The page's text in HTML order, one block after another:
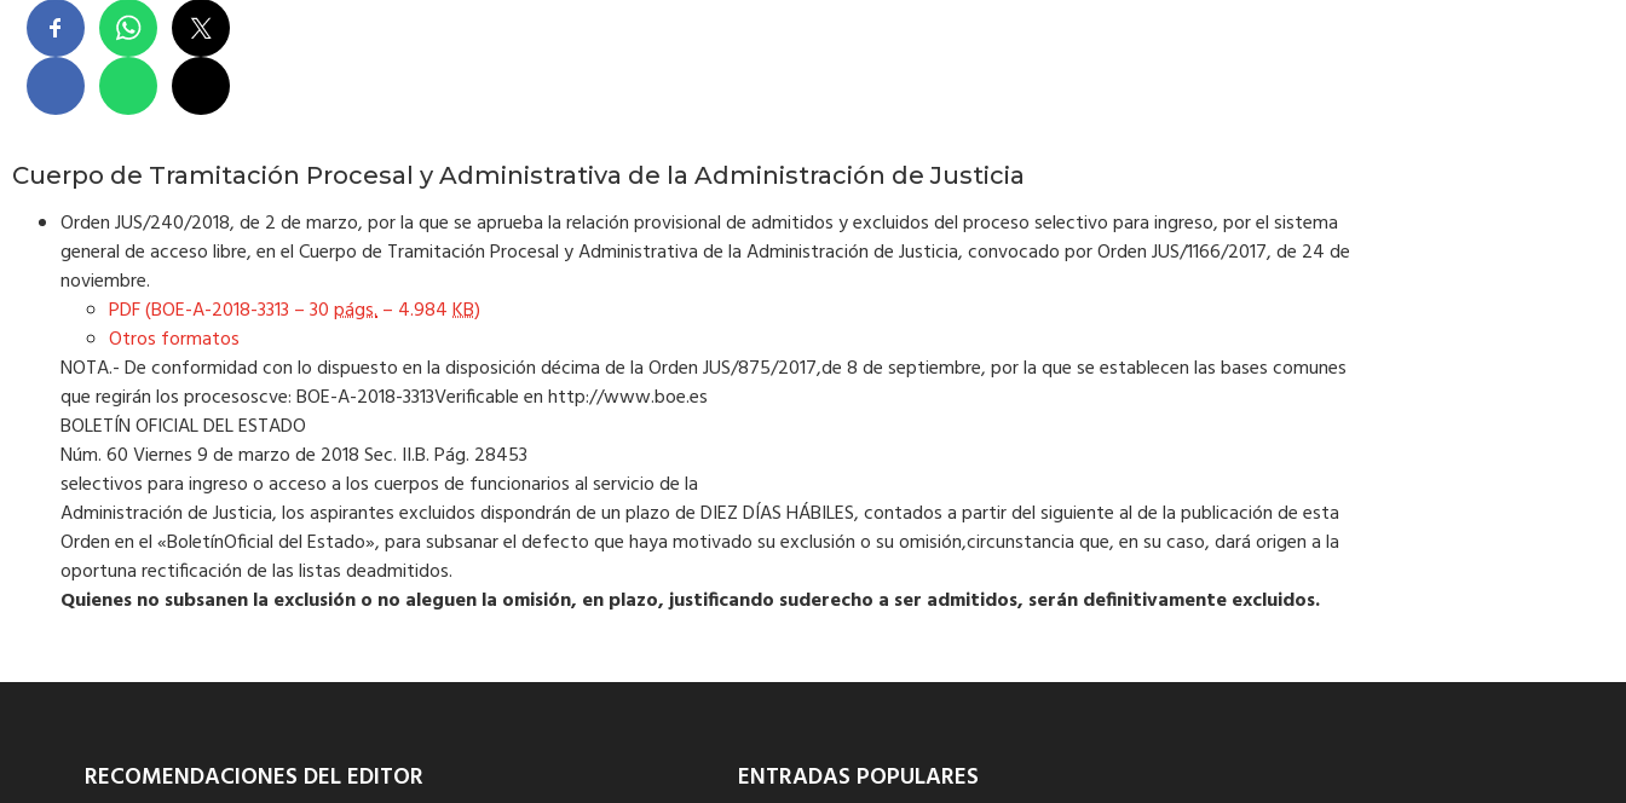
Cuerpo de Tramitación Procesal y Administrativa de la Administración de Justicia
Orden JUS/240/2018, de 2 de marzo, por la que se aprueba la relación provisional de admitidos y excluidos del proceso selectivo para ingreso, por el sistema
general de acceso libre, en el Cuerpo de Tramitación Procesal y Administrativa de la Administración de Justicia, convocado por Orden JUS/1166/2017, de 24 de
noviembre.
PDF (BOE-A-2018-3313 – 30págs.– 4.984KB)
Otros formatos
NOTA.- De conformidad con lo dispuesto en la disposición décima de la Orden JUS/875/2017,de 8 de septiembre, por la que se establecen las bases comunes
que regirán los procesoscve: BOE-A-2018-3313Verificable en http://www.boe.es
BOLETÍN OFICIAL DEL ESTADO
Núm. 60 Viernes 9 de marzo de 2018 Sec. II.B. Pág. 28453
selectivos para ingreso o acceso a los cuerpos de funcionarios al servicio de la
Administración de Justicia, los aspirantes excluidos dispondrán de un plazo de DIEZ DÍAS HÁBILES, contados a partir del siguiente al de la publicación de esta
Orden en el «BoletínOficial del Estado», para subsanar el defecto que haya motivado su exclusión o su omisión,circunstancia que, en su caso, dará origen a la
oportuna rectificación de las listas deadmitidos.
Quienes no subsanen la exclusión o no aleguen la omisión, en plazo, justificando suderecho a ser admitidos, serán definitivamente excluidos.
RECOMENDACIONES DEL EDITOR ENTRADAS POPULARES